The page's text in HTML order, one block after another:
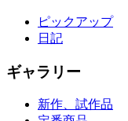
ピックアップ
日記
ギャラリー
新作、試作品